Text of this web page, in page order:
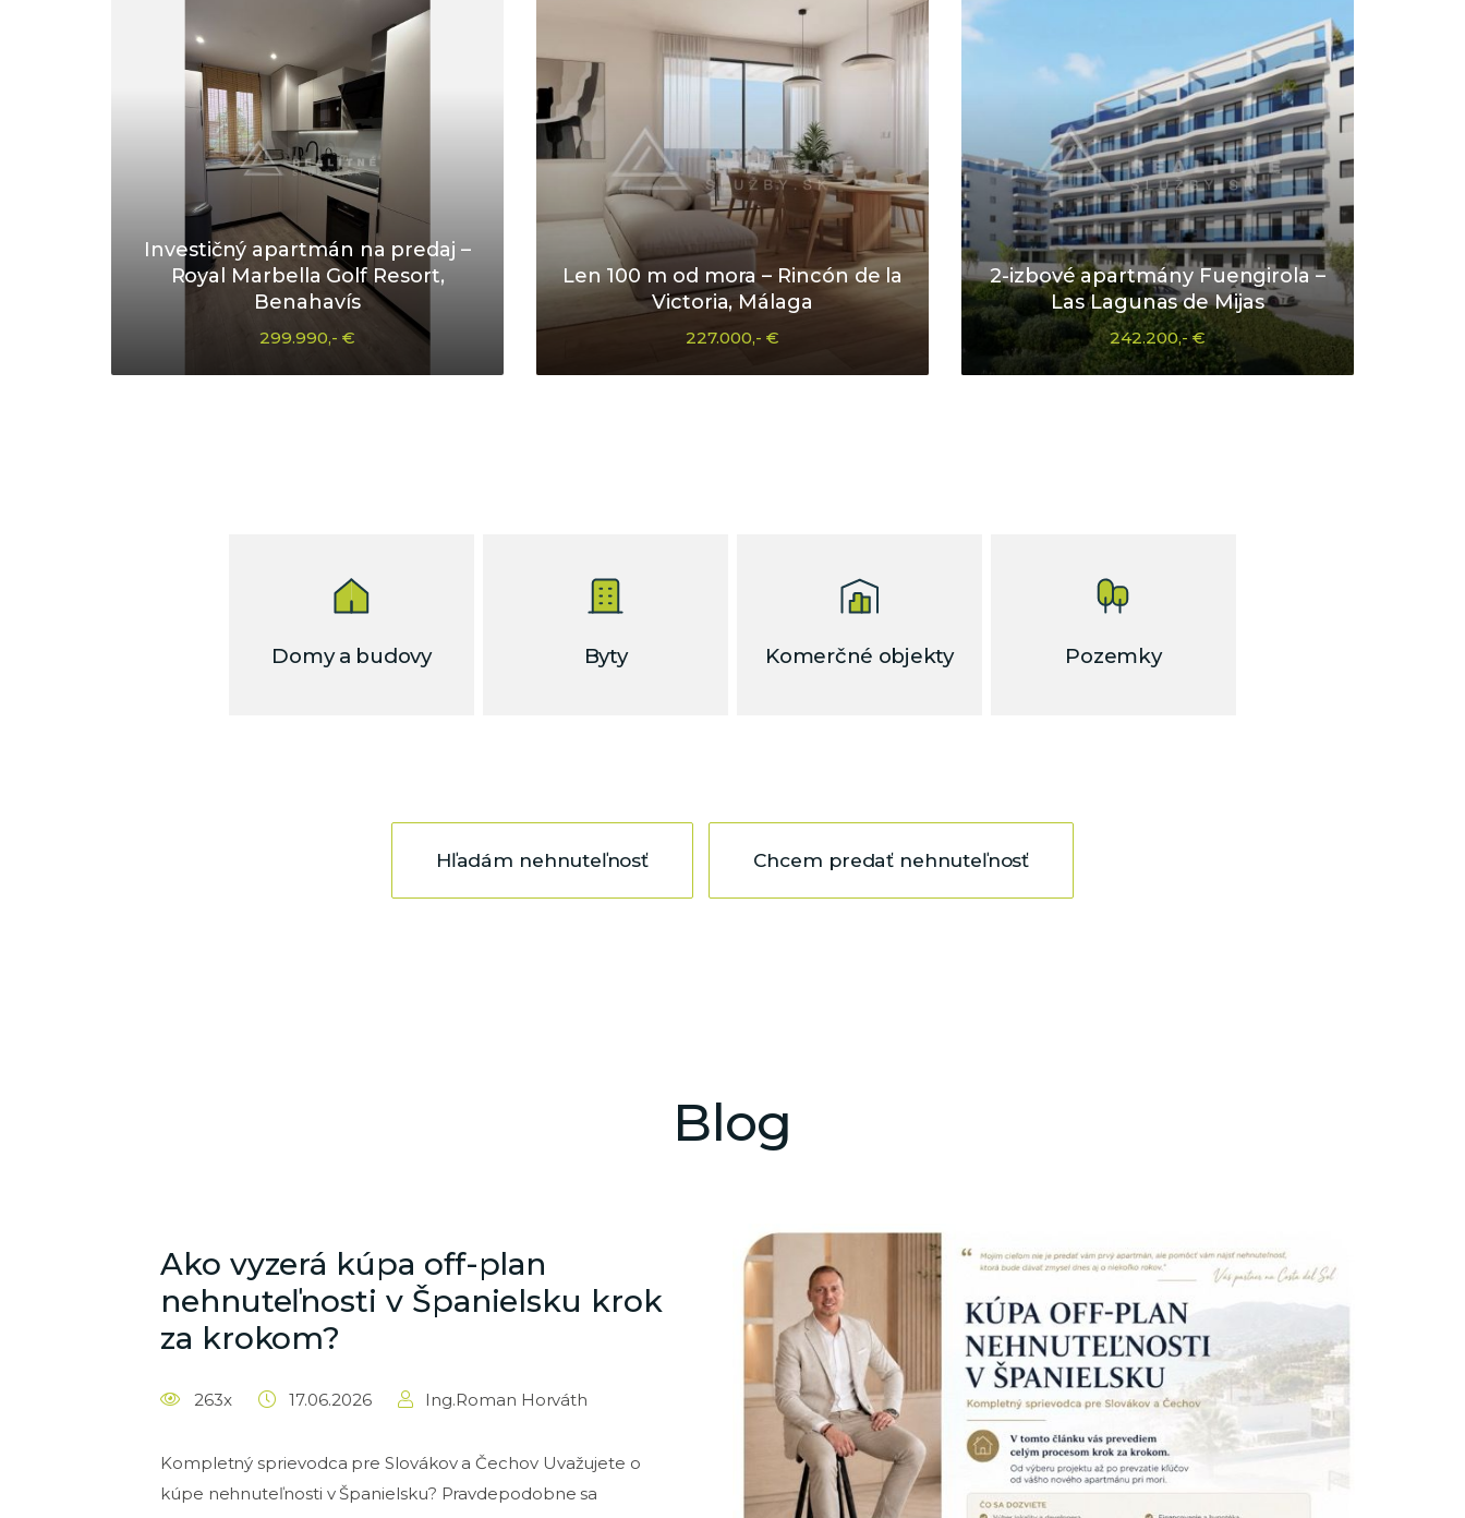
Investičný apartmán na predaj –
Royal Marbella Golf Resort,
Benahavís
299.990,- €
Len 100 m od mora – Rincón de la
Victoria, Málaga
227.000,- €
2-izbové apartmány Fuengirola –
Las Lagunas de Mijas
242.200,- €
Domy a budovy Byty Komerčné objekty Pozemky
Hľadám nehnuteľnosť Chcem predať nehnuteľnosť
Blog
Ako vyzerá kúpa off-plan
nehnuteľnosti v Španielsku krok
za krokom?
263x 17.06.2026 Ing.Roman Horváth
Kompletný sprievodca pre Slovákov a Čechov Uvažujete o
kúpe nehnuteľnosti v Španielsku? Pravdepodobne sa